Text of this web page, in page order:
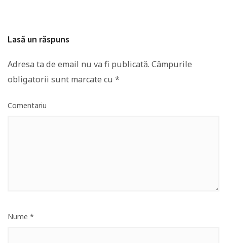
Lasă un răspuns
Adresa ta de email nu va fi publicată. Câmpurile
obligatorii sunt marcate cu *
Comentariu
Nume *